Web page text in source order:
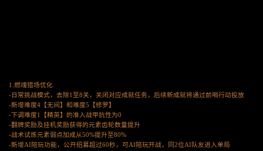
1.燃魂猎场优化
-日常挑战模式，去除1至8关，关闭对应成就任务，后续新成就将通过前哨行动投放
-新增难度4【无间】和难度5【修罗】
-下调难度1【精英】的准入战甲抗性为0
-翻牌奖励及挂机奖励获得的元素齿轮数量提升
-战术试炼元素弱点加成从50%提升至80%
-新增AI陪玩功能，公开招募超过60秒，可AI陪玩开战，同2位AI队友进入单局